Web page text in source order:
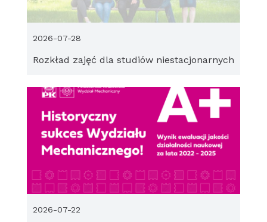
Rozkład zajęć dla studiów niestacjonarnych
2026-07-28
2026-07-22